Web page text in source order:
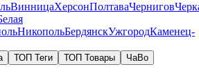
ВинницаХерсонПолтаваЧернигов
НикопольБердянскУжгородКаменец-
ТОП Теги ТОП Товары
ЧаВо